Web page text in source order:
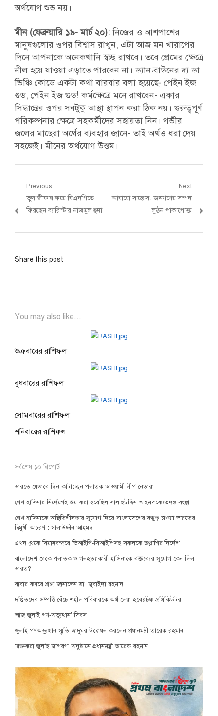
অর্থযোগ শুভ নয়।
মীন (ফেব্রুয়ারি ১৯- মার্চ ২০):নিজের ও আশপাশের
মানুষগুলোর ওপর বিশ্বাস রাখুন, এটা আজ মন খারাপের
দিনে আপনাকে অনেকখানি স্বচ্ছ রাখবে। তবে প্রেমের ক্ষেত্রে
নীল হয়ে যাওয়া এড়াতে পারবেন না। ড্যান ব্রাউনের দ্য ডা
ভিঞ্চি কোডে একটা কথা বারবার বলা হয়েছে- পেইন ইজ
গুড, পেইন ইজ গুড! কর্মক্ষেত্রে মনে রাখবেন- একার
সিদ্ধান্তের ওপর সবটুকু আস্থা স্থাপন করা ঠিক নয়। গুরুত্বপূর্ণ
পরিকল্পনার ক্ষেত্রে সহকর্মীদের সহায়তা নিন। গভীর
জলের মাছেরা অর্থের ব্যবহার জানে- তাই অর্থও ধরা দেয়
সহজেই। মীনের অর্থযোগ উত্তম।
Post
navigation
Previous
Previous
post:
ভুল স্বীকার করে বিএনপিতে
ফিরছেন ব্যারিস্টার নাজমুল হুদা
Next
Next
আবারো সান্তোস: জনগণের সম্পদ
লুণ্ঠন পাকাপোক্ত
Share this post
You may also like...
শুক্রবারের রাশিফল
বুধবারের রাশিফল
সোমবারের রাশিফল
শনিবারের রাশিফল
সর্বশেষ ১০ রিপোর্ট
ভারতে যেভাবে দিন কাটাচ্ছেন পলাতক আওয়ামী লীগ নেতারা
শেখ হাসিনার নির্দেশেই গুম করা হয়েছিল সালাহউদ্দিন আহমদকেঃতদন্ত সংস্থা
শেখ হাসিনাকে অস্থিতিশীলতার সুযোগ দিয়ে বাংলাদেশের বন্ধুত্ব চাওয়া ভারতের
দ্বিমুখী আচরণ : সালাউদ্দীন আহমদ
এখন থেকে বিমানবন্দরে ভিআইপি-সিআইপিসহ সকলকে তল্লাশির নির্দেশ
বাংলাদেশ থেকে পলাতক ও গনহত্যাকারী হাসিনাকে বক্তব্যের সুযোগ কেন দিল
ভারত?
বাবার কবরে শ্রদ্ধা জানালেন ডা: জুবাইদা রহমান
দণ্ডিতদের সম্পত্তি বেঁচে শহীদ পরিবারকে অর্থ দেয়া হবেঃচিফ প্রসিকিউটর
আজ জুলাই গণ-অভ্যুত্থান’ দিবস
জুলাই গণঅভ্যুত্থান স্মৃতি জাদুঘর উদ্বোধন করলেন প্রধানমন্ত্রী তারেক রহমান
‘রক্তঝরা জুলাই জাগরণ’ অনুষ্ঠানে প্রধানমন্ত্রী তারেক রহমান